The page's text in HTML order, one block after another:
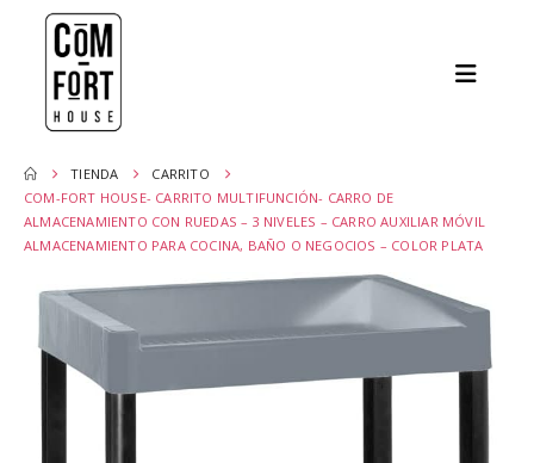
TIENDA
CARRITO
COM-FORT HOUSE- CARRITO MULTIFUNCIÓN- CARRO DE
ALMACENAMIENTO CON RUEDAS – 3 NIVELES – CARRO AUXILIAR MÓVIL
ALMACENAMIENTO PARA COCINA, BAÑO O NEGOCIOS – COLOR PLATA